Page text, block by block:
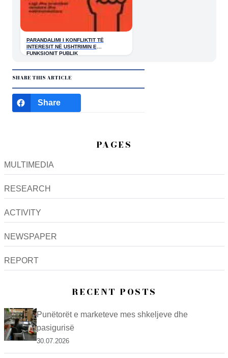
PARANDALIMI I KONFLIKTIT TË
INTERESIT NË USHTRIMIN E
FUNKSIONIT PUBLIK
SHARE THIS ARTICLE
Share
PAGES
MULTIMEDIA
RESEARCH
ACTIVITY
NEWSPAPER
REPORT
RECENT POSTS
Punëtorët e marketeve mes shkeljeve dhe
pasigurisë
30.07.2026